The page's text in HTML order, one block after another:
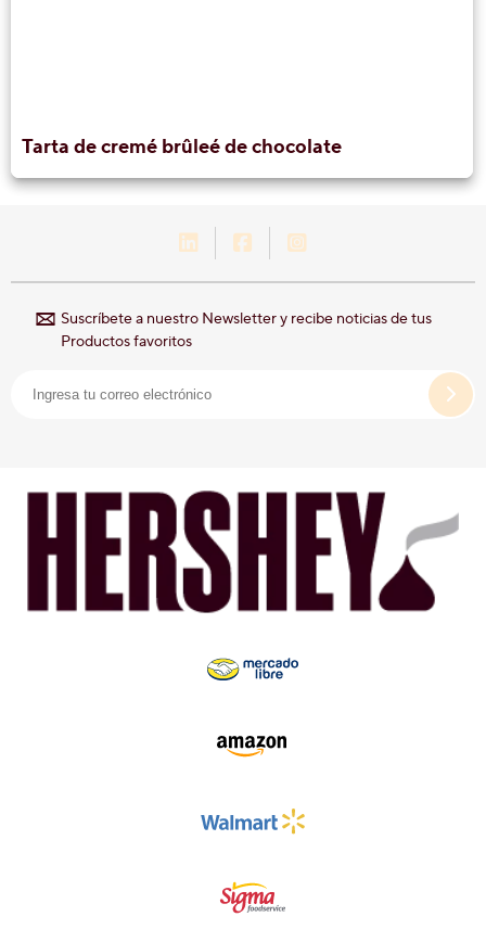
Tarta de cremé brûleé de chocolate
LinkedIn-Hershey-México
Facebook-Hershey-
Suscríbete a nuestro Newsletter y recibe noticias de tus
Productos favoritos